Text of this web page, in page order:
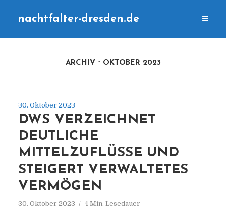
nachtfalter-dresden.de
ARCHIV OKTOBER 2023
30. Oktober 2023
DWS VERZEICHNET
DEUTLICHE
MITTELZUFLÜSSE UND
STEIGERT VERWALTETES
VERMÖGEN
30. Oktober 2023 4 Min. Lesedauer